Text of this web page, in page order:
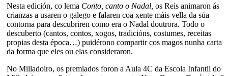
Nesta edición, co lema Conto, canto o Nadal, os Reis animaron ás
crianzas a usaren o galego e falaren coa xente máis vella da súa
contorna para descubriren como era o Nadal doutrora. Todo o
descuberto (cantos, contos, xogos, tradicións, costumes, receitas
propias desta época…) puidérono compartir cos magos nunha carta
da forma que eles ou elas consideraron.
No Milladoiro, os premiados foron a Aula 4C da Escola Infantil do